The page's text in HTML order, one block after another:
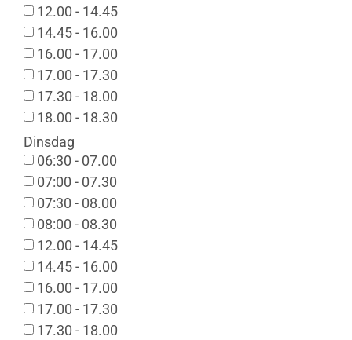
12.00 - 14.45
14.45 - 16.00
16.00 - 17.00
17.00 - 17.30
17.30 - 18.00
18.00 - 18.30
Dinsdag
06:30 - 07.00
07:00 - 07.30
07:30 - 08.00
08:00 - 08.30
12.00 - 14.45
14.45 - 16.00
16.00 - 17.00
17.00 - 17.30
17.30 - 18.00